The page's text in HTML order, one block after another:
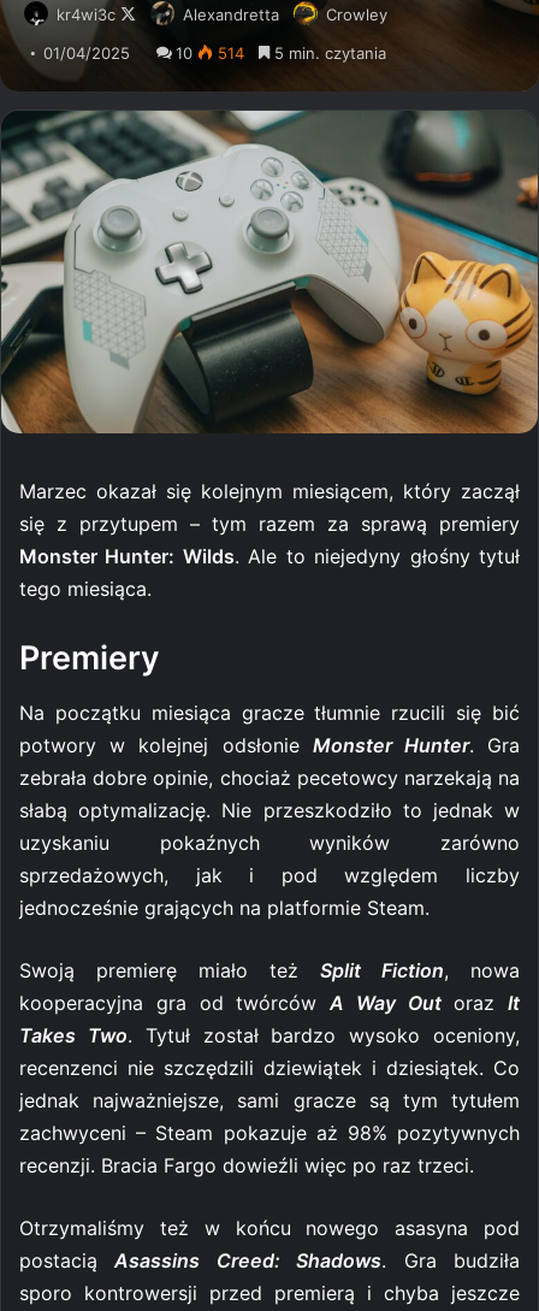
kr4wi3c
FollowAlexandretta
Crowley
01/04/2025
10 514 5 min. czytania
Marzec okazał się kolejnym miesiącem, który zaczął
się z przytupem – tym razem za sprawą premiery
Monster Hunter: Wilds. Ale to niejedyny głośny tytuł
tego miesiąca.
Premiery
Na początku miesiąca gracze tłumnie rzucili się bić
potwory w kolejnej odsłonie Monster Hunter. Gra
zebrała dobre opinie, chociaż pecetowcy narzekają na
słabą optymalizację. Nie przeszkodziło to jednak w
uzyskaniu pokaźnych wyników zarówno
sprzedażowych, jak i pod względem liczby
jednocześnie grających na platformie Steam.
Swoją premierę miało też Split Fiction, nowa
kooperacyjna gra od twórców A Way Outoraz It
Takes Two. Tytuł został bardzo wysoko oceniony,
recenzenci nie szczędzili dziewiątek i dziesiątek. Co
jednak najważniejsze, sami gracze są tym tytułem
zachwyceni – Steam pokazuje aż 98% pozytywnych
recenzji. Bracia Fargo dowieźli więc po raz trzeci.
Otrzymaliśmy też w końcu nowego asasyna pod
postaciąAsassins Creed: Shadows. Gra budziła
sporo kontrowersji przed premierą i chyba jeszcze